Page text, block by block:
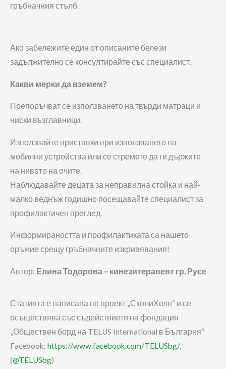
гръбначния стълб.
Ако забележите един от описаните белези
задължително се консултирайте със специалист.
Какви мерки да вземем?
Препоръчват се използването на твърди матраци и
ниски възглавници.
Използвайте приставки при използването на
мобилни устройства или се стремете да ги държите
на нивото на очите.
Наблюдавайте децата за неправилна стойка и най-
малко веднъж годишно посещавайте специалист за
профилактичен преглед.
Информираността и профилактиката са нашето
оръжие срещу гръбначните изкривявания!
Автор: Елина Тодорова – кинезитерапевт гр. Русе
Статията е написана по проект „СколиХелп“ и се
осъществява със съдействието на фондация
„Обществен борд на TELUS International в България“
Facebook: https://www.facebook.com/TELUSbg/,
(@TELUSbg)